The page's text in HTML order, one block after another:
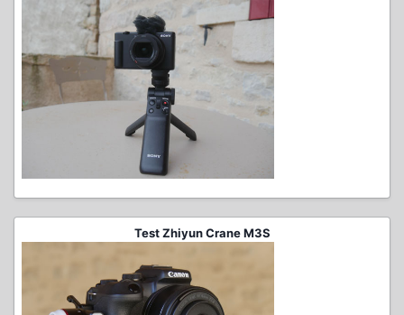
Test Zhiyun Crane M3S